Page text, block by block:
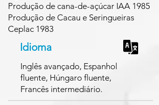
Produção de cana-de-açúcar IAA 1985
Produção de Cacau e Seringueiras
Ceplac 1983
Idioma
Inglês avançado, Espanhol
fluente, Húngaro fluente,
Francês intermediário.